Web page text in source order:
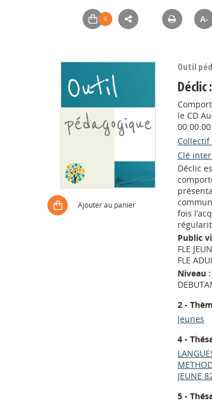
A-
Ajouter au panier
Outil
Déclic
le CD
Clé
Déclic
fois
Public
FLE
FLE
Niveau :
2 -
Jeunes
4 -
JEUNE
5 -